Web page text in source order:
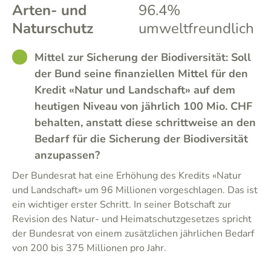
Arten- und
Naturschutz
96.4%
umweltfreundlich
GOODMittel zur Sicherung der Biodiversität: Soll
der Bund seine finanziellen Mittel für den
Kredit «Natur und Landschaft» auf dem
heutigen Niveau von jährlich 100 Mio. CHF
behalten, anstatt diese schrittweise an den
Bedarf für die Sicherung der Biodiversität
anzupassen?
Der Bundesrat hat eine Erhöhung des Kredits «Natur
und Landschaft» um 96 Millionen vorgeschlagen. Das ist
ein wichtiger erster Schritt. In seiner Botschaft zur
Revision des Natur- und Heimatschutzgesetzes spricht
der Bundesrat von einem zusätzlichen jährlichen Bedarf
von 200 bis 375 Millionen pro Jahr.